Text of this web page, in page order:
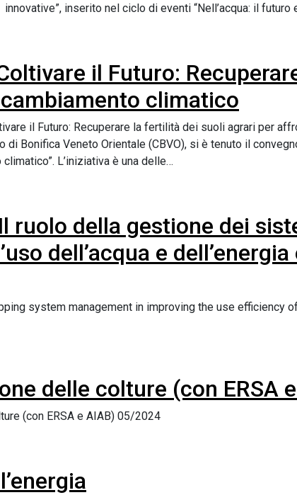
innovative”, inserito nel ciclo di eventi “Nell’acqua: il
il Futuro:
climatico
il Futuro: Recuperare la fertilità dei suoli agrari per
di Bonifica Veneto Orientale (CBVO), si è tenuto il
L’iniziativa è una delle…
ruolo della gestione dei
dell’acqua e
system management in improving the use efficiency
delle colture (con ERSA
(con ERSA e AIAB) 05/2024